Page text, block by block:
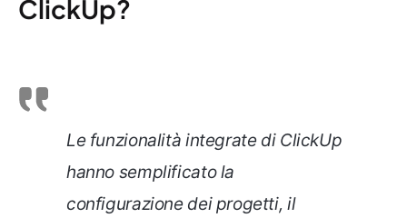
ClickUp?
Le funzionalità integrate di ClickUp
hanno semplificato la
configurazione dei progetti, il